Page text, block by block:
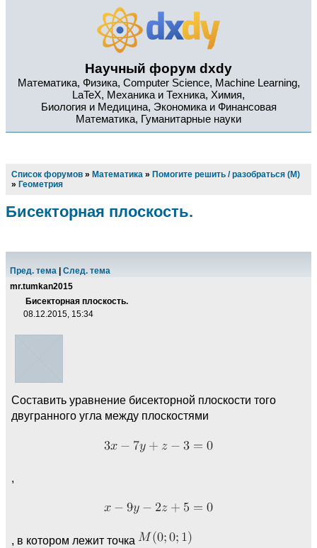
Научный форум dxdy
Математика, Физика, Computer Science, Machine Learning,
LaTeX, Механика и Техника, Химия,
Биология и Медицина, Экономика и Финансовая
Математика, Гуманитарные науки
Список форумов » Математика » Помогите решить / разобраться (М)
» Геометрия
Бисекторная плоскость.
Пред. тема
След. тема
mr.tumkan2015
Бисекторная плоскость.
08.12.2015, 15:34
Составить уравнение бисекторной плоскости того
двугранного угла между плоскостями
, в котором лежит точка